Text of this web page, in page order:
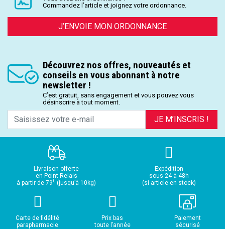
Commandez l’article et joignez votre ordonnance.
J’ENVOIE MON ORDONNANCE
Découvrez nos offres, nouveautés et
conseils en vous abonnant à notre
newsletter !
C’est gratuit, sans engagement et vous pouvez vous
désinscrire à tout moment.
JE M’INSCRIS !
Livraison offerte
en Point Relais
à partir de 79€ (jusqu’à 10kg)
Expédition
sous 24 à 48h
(si article en stock)
Carte de fidélité
parapharmacie
Prix bas
toute l’année
Paiement
sécurisé